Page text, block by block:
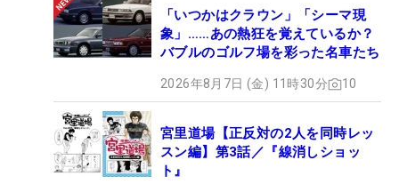
「いつかはクラウン」「シーマ現
象」……あの熱狂を覚えているか？
バブルのゴルフ場を彩った名車たち
2026年8月7日 (金) 11時30分 10
宮里道場【正反対の2人を同時レッ
スン編】第3話／『線消しショッ
ト』